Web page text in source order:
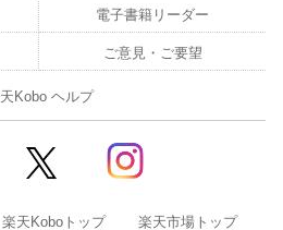
電子書籍リーダー
ご意見・ご要望
Kobo ヘルプ
楽天Koboトップ 楽天市場トップ